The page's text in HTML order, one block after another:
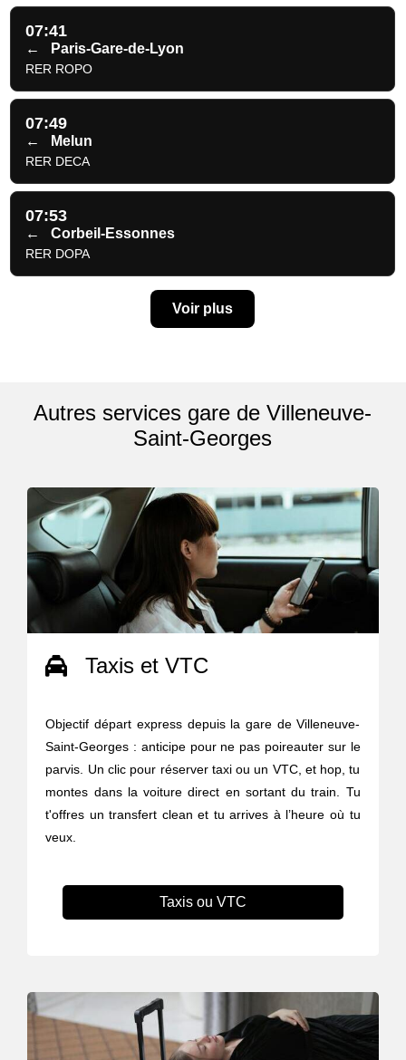
07:41
← Paris-Gare-de-Lyon
RER ROPO
07:49
← Melun
RER DECA
07:53
← Corbeil-Essonnes
RER DOPA
Voir plus
Autres services gare de Villeneuve-
Saint-Georges
Taxis et VTC
Objectif départ express depuis la gare de Villeneuve-
Saint-Georges : anticipe pour ne pas poireauter sur le
parvis. Un clic pour réserver taxi ou un VTC, et hop, tu
montes dans la voiture direct en sortant du train. Tu
t'offres un transfert clean et tu arrives à l’heure où tu
veux.
Taxis ou VTC